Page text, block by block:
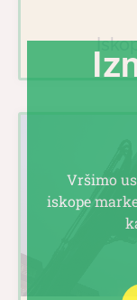
Vršimo
iskope